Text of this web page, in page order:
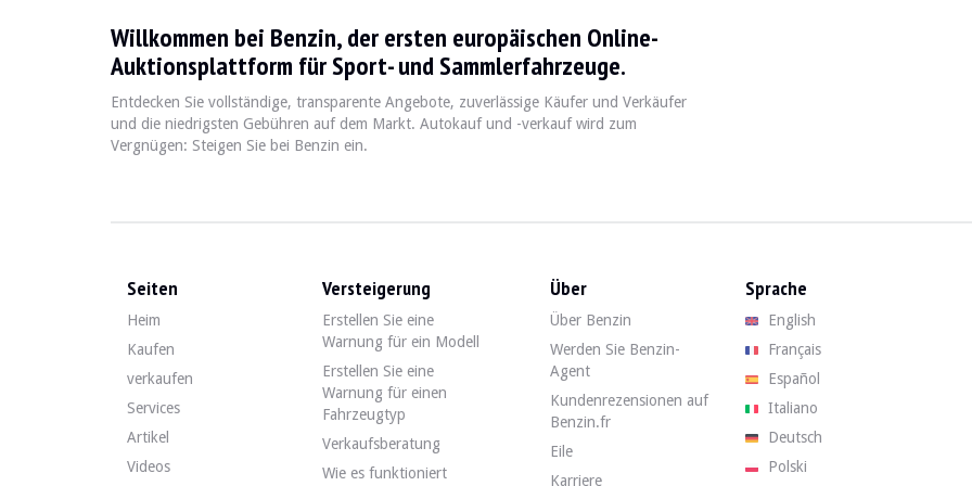
La Subaru SVX est une voiture emblématique produite entre 1991 et 1996, célèbre pour son design audacieux et son
Fiche technique
Guide de l'acheteur
Lorsque vous envisagez d'acheter une Subaru SVX, il est crucial de vérifier l'état de la transmission et de l'électronique, car
Entdecken Sie alle unsere Angebote von Subaru SVX zum Verkauf. Finden Sie Ihr gebrauchtes Subaru SVX auf Benzin zum
Subaru SVX — Verkauft
Willkommen bei Benzin, der ersten europäischen Online-
Auktionsplattform für Sport- und Sammlerfahrzeuge.
Entdecken Sie vollständige, transparente Angebote, zuverlässige Käufer und Verkäufer
und die niedrigsten Gebühren auf dem Markt. Autokauf und -verkauf wird zum
Vergnügen: Steigen Sie bei Benzin ein.
Seiten
Heim
Kaufen
verkaufen
Services
Artikel
Videos
Versteigerung
Erstellen Sie eine
Warnung für ein Modell
Erstellen Sie eine
Warnung für einen
Fahrzeugtyp
Verkaufsberatung
Wie es funktioniert
Über
Über Benzin
Werden Sie Benzin-
Agent
Kundenrezensionen auf
Benzin.fr
Eile
Karriere
Sprache
English
Français
Español
Italiano
Deutsch
Polski